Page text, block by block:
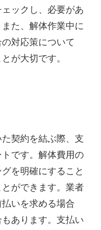
ックし、必要があ
た、解体作業中に
対応策について
が大切です。
契約を結ぶ際、支
です。解体費用の
を明確にすること
ができます。業者
いを求める場合
あります。支払い